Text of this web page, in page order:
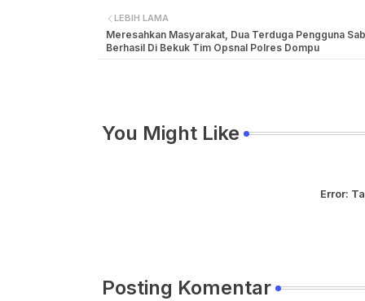
LEBIH LAMA
Meresahkan Masyarakat, Dua Terduga Pengguna
Berhasil Di Bekuk Tim Opsnal Polres Dompu
You Might Like
Error:
Posting Komentar